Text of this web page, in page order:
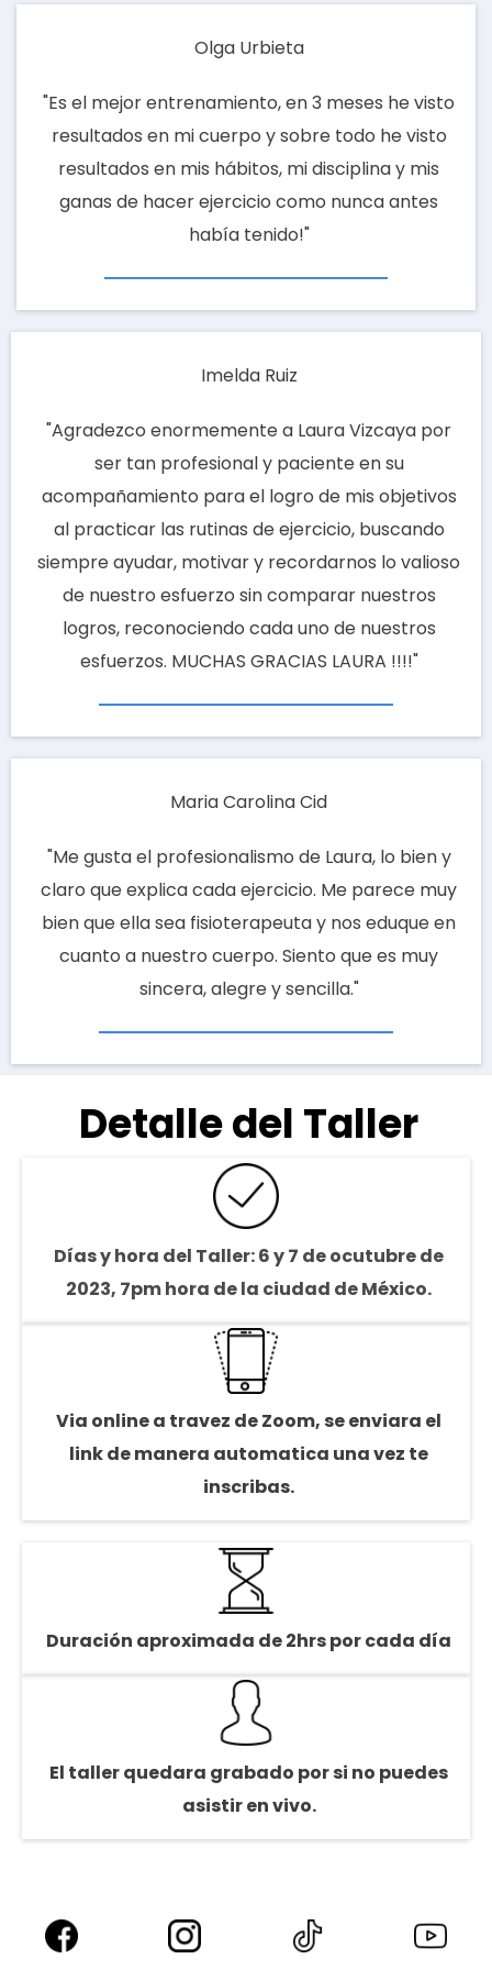
Olga Urbieta
"Es el mejor entrenamiento, en 3 meses he visto
resultados en mi cuerpo y sobre todo he visto
resultados en mis hábitos, mi disciplina y mis
ganas de hacer ejercicio como nunca antes
había tenido!"
Imelda Ruiz
"Agradezco enormemente a Laura Vizcaya por
ser tan profesional y paciente en su
acompañamiento para el logro de mis objetivos
al practicar las rutinas de ejercicio, buscando
siempre ayudar, motivar y recordarnos lo valioso
de nuestro esfuerzo sin comparar nuestros
logros, reconociendo cada uno de nuestros
esfuerzos. MUCHAS GRACIAS LAURA !!!!"
Maria Carolina Cid
"Me gusta el profesionalismo de Laura, lo bien y
claro que explica cada ejercicio. Me parece muy
bien que ella sea fisioterapeuta y nos eduque en
cuanto a nuestro cuerpo. Siento que es muy
sincera, alegre y sencilla."
Detalle del Taller
Días y hora del Taller: 6 y 7 de ocutubre de
2023, 7pm hora de la ciudad de México.
Via online a travez de Zoom, se enviara el
link de manera automatica una vez te
inscribas.
Duración aproximada de 2hrs por cada día
El taller quedara grabado por si no puedes
asistir en vivo.